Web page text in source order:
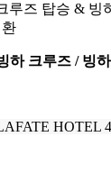
루즈 탑승 & 빙
하 크루즈 / 빙
HOTEL